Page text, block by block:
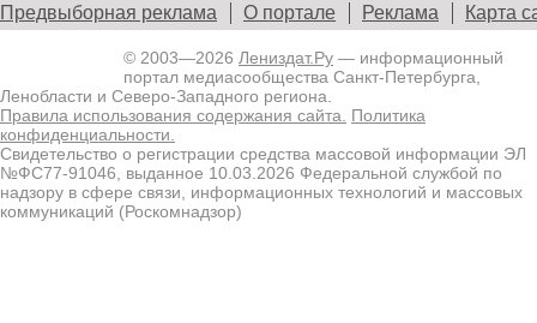
Предвыборная реклама О портале Реклама Карта
© 2003—2026 Лениздат.Ру — информационный
портал медиасообщества Санкт-Петербурга,
Ленобласти и Северо-Западного региона.
Правила использования содержания сайта.
Политика
конфиденциальности.
Свидетельство о регистрации средства массовой информации ЭЛ
№ФС77-91046, выданное 10.03.2026 Федеральной службой по
надзору в сфере связи, информационных технологий и массовых
коммуникаций (Роскомнадзор)